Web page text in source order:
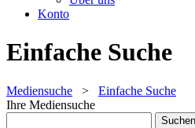
Konto
Einfache Suche
Mediensuche > Einfache Suche
Ihre Mediensuche